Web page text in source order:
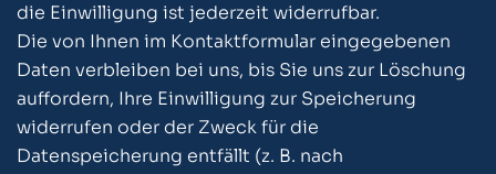
die Einwilligung ist jederzeit widerrufbar.
Die von Ihnen im Kontaktformular eingegebenen
Daten verbleiben bei uns, bis Sie uns zur Löschung
auffordern, Ihre Einwilligung zur Speicherung
widerrufen oder der Zweck für die
Datenspeicherung entfällt (z. B. nach